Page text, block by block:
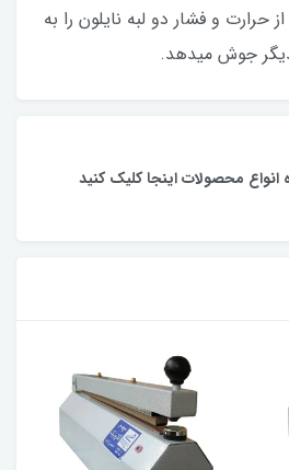
حرارت و فشار دو لبه نایلون را به
جوش میدهد.
محصولات اینجا کلیک کنید